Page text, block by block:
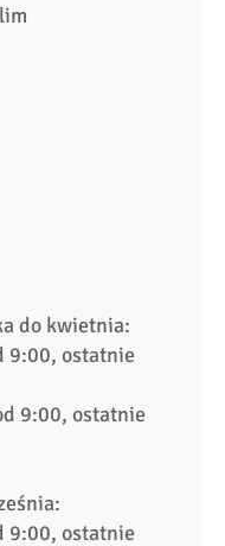
do kwietnia:
9:00, ostatnie
9:00, ostatnie
9:00, ostatnie